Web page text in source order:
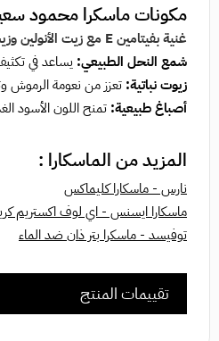
مكوناتماسكرا محمود
غنية بفيتامين E مع زيت الأنولين وزيت الخروع.
شمع النحل الطبيعي: يساعد في
زيوت نباتية: تعزز من نعومة الرموش
أصباغ طبيعية: تمنح اللون الأسود
المزيد من الماسكارا :
نارس - ماسكارا كليماكس
ماسكارا ايسنس - اي لوف اكستريم
توفيسد - ماسكرا بتر ذان ضد الماء
تقييمات المنتج